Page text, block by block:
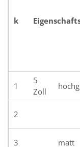
k
1
5
Zoll
2
3 matt